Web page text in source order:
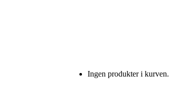
Ingen produkter i kurven.